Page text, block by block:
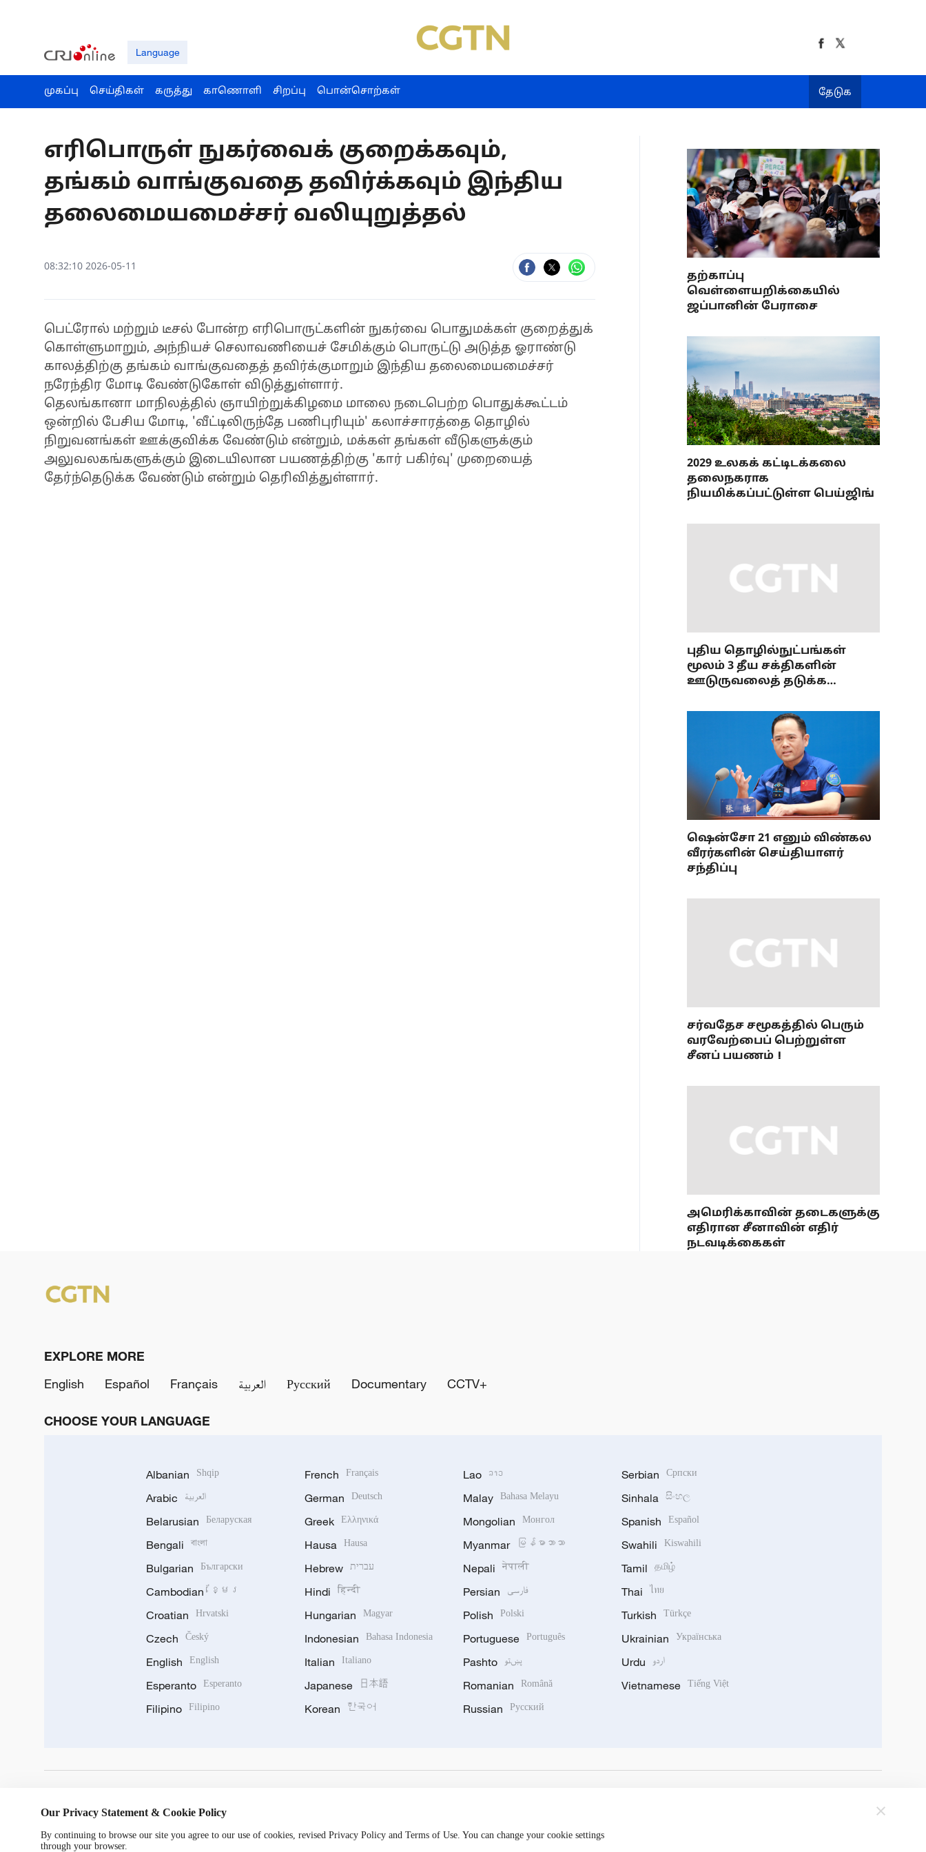
Language
முகப்பு செய்திகள் கருத்து காணொளி சிறப்பு பொன்சொற்கள் தேடுக
எரிபொருள் நுகர்வைக் குறைக்கவும்,
தங்கம் வாங்குவதை தவிர்க்கவும் இந்திய
தலைமையமைச்சர் வலியுறுத்தல்
08:32:10 2026-05-11
பெட்ரோல் மற்றும் டீசல் போன்ற எரிபொருட்களின் நுகர்வை பொதுமக்கள் குறைத்துக்
கொள்ளுமாறும், அந்நியச் செலாவணியைச் சேமிக்கும் பொருட்டு அடுத்த ஓராண்டு
காலத்திற்கு தங்கம் வாங்குவதைத் தவிர்க்குமாறும் இந்திய தலைமையமைச்சர்
நரேந்திர மோடி வேண்டுகோள் விடுத்துள்ளார்.
தெலங்கானா மாநிலத்தில் ஞாயிற்றுக்கிழமை மாலை நடைபெற்ற பொதுக்கூட்டம்
ஒன்றில் பேசிய மோடி, 'வீட்டிலிருந்தே பணிபுரியும்' கலாச்சாரத்தை தொழில்
நிறுவனங்கள் ஊக்குவிக்க வேண்டும் என்றும், மக்கள் தங்கள் வீடுகளுக்கும்
அலுவலகங்களுக்கும் இடையிலான பயணத்திற்கு 'கார் பகிர்வு' முறையைத்
தேர்ந்தெடுக்க வேண்டும் என்றும் தெரிவித்துள்ளார்.
தற்காப்பு
வெள்ளையறிக்கையில்
ஜப்பானின் பேராசை
2029 உலகக் கட்டிடக்கலை
தலைநகராக
நியமிக்கப்பட்டுள்ள பெய்ஜிங்
புதிய தொழில்நுட்பங்கள்
மூலம் 3 தீய சக்திகளின்
ஊடுருவலைத் தடுக்க
ஷென்சோ 21 எனும் விண்கல
வீரர்களின் செய்தியாளர்
சந்திப்பு
சர்வதேச சமூகத்தில் பெரும்
வரவேற்பைப் பெற்றுள்ள
சீனப் பயணம்！
அமெரிக்காவின் தடைகளுக்கு
எதிரான சீனாவின் எதிர்
நடவடிக்கைகள்
EXPLORE MORE
English
Español Français العربية Русский Documentary CCTV+
CHOOSE YOUR LANGUAGE
Albanian Shqip
Arabic العربية
Belarusian Беларуская
Bengali বাংলা
Bulgarian Български
Cambodian ខ្មែរ
Croatian Hrvatski
Czech Český
English English
Esperanto Esperanto
Filipino Filipino
French Français
German Deutsch
Greek Ελληνικά
Hausa Hausa
Hebrew עברית
Hindi हिन्दी
Hungarian Magyar
Indonesian Bahasa Indonesia
Italian Italiano
Japanese 日本語
Korean 한국어
Lao ລາວ
Malay Bahasa Melayu
Mongolian Монгол
Myanmar မြန်မာဘာသာ
Nepali नेपाली
Persian فارسی
Polish Polski
Portuguese Português
Pashto پښتو
Romanian Română
Russian Русский
Serbian Српски
Sinhala සිංහල
Spanish Español
Swahili Kiswahili
Tamil தமிழ்
Thai ไทย
Turkish Türkçe
Ukrainian Українська
Urdu اردو
Vietnamese Tiếng Việt
Our Privacy Statement & Cookie Policy
By continuing to browse our site you agree to our use of cookies, revised Privacy Policy and Terms of Use. You can change your cookie settings
through your browser.